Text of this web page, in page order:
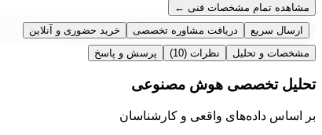
مشاهده تمام مشخصات فنی ←
ارسال سریع
دریافت مشاوره تخصصی
خرید حضوری و آنلاین
مشخصات و تحلیل
نظرات (10) پرسش و پاسخ
تحلیل تخصصی هوش مصنوعی
بر اساس داده‌های واقعی و کارشناسان